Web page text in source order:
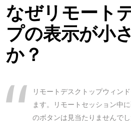
なぜリモート
プの表示が小
か？
リモートデスクトップウィン
ます。リモートセッション中
のボタンは見当たりませんで